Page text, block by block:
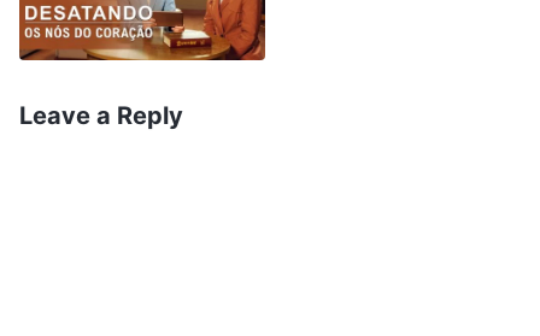
seus ambientes sociais fizessem avaliações
um tanto desfavoráveis delas, dizendo coisas
como: ‘Esse garoto é estúpido, lento e não fala
Leave a Reply